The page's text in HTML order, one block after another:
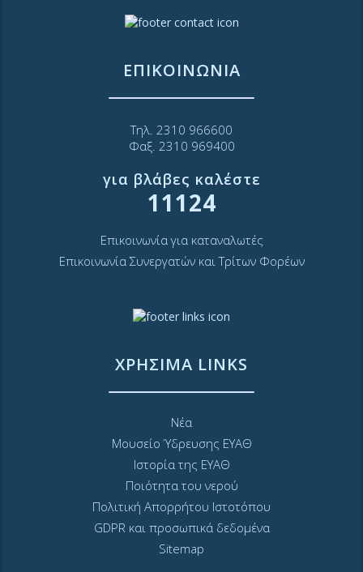
ΕΠΙΚΟΙΝΩΝΙΑ
Τηλ. 2310 966600
Φαξ. 2310 969400
για βλάβες καλέστε
11124
Επικοινωνία για καταναλωτές
Επικοινωνία Συνεργατών και Τρίτων Φορέων
ΧΡΗΣΙΜΑ LINKS
Νέα
Μουσείο Ύδρευσης ΕΥΑΘ
Ιστορία της ΕΥΑΘ
Ποιότητα του νερού
Πολιτική Απορρήτου Ιστοτόπου
GDPR και προσωπικά δεδομένα
Sitemap